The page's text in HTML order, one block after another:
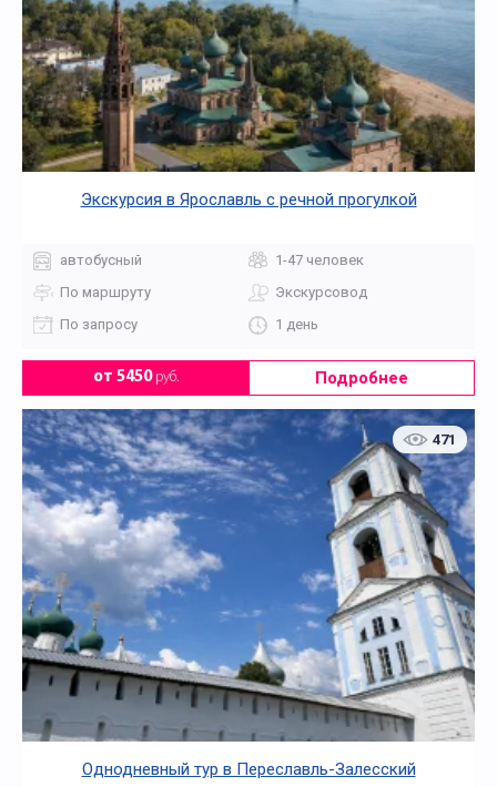
Экскурсия в Ярославль с речной прогулкой
автобусный
1-47 человек
По маршруту
Экскурсовод
По запросу
1 день
от 5450руб. Подробнее
471
Однодневный тур в Переславль-Залесский